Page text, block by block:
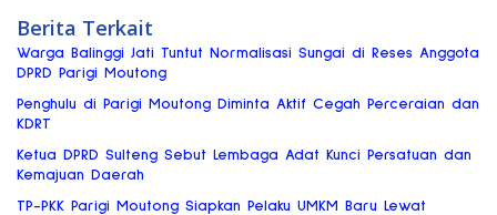
Berita Terkait
Warga Balinggi Jati Tuntut Normalisasi Sungai di Reses Anggota
DPRD Parigi Moutong
Penghulu di Parigi Moutong Diminta Aktif Cegah Perceraian dan
KDRT
Ketua DPRD Sulteng Sebut Lembaga Adat Kunci Persatuan dan
Kemajuan Daerah
TP-PKK Parigi Moutong Siapkan Pelaku UMKM Baru Lewat